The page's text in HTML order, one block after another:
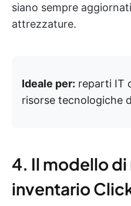
siano sempre
attrezzature.
Ideale per: reparti IT
risorse tecnologiche
4. Il modello
inventario